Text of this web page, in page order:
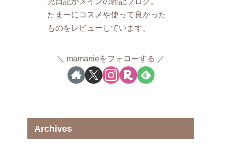
たまーにコスメや使って良かった
ものをレビューしています。
mamanieをフォローする
Archives